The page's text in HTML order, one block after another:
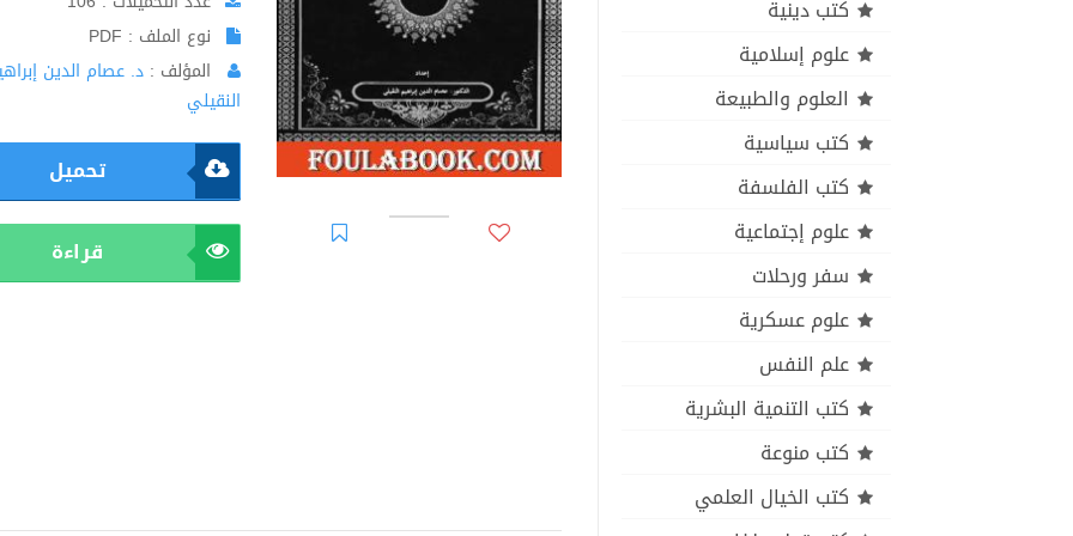
كتب دينية
علوم إسلامية
العلوم والطبيعة
كتب سياسية
كتب الفلسفة
علوم إجتماعية
سفر ورحلات
علوم عسكرية
علم النفس
كتب التنمية البشرية
كتب منوعة
كتب الخيال العلمي
نوع الملف : PDF
المؤلف : د. عصام الدين
النقيلي
تحميل
قراءة